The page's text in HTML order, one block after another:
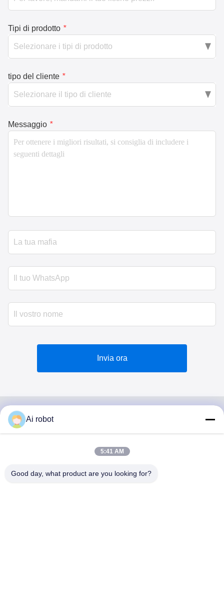
Tipi di prodotto *
tipo del cliente *
Messaggio *
Invia ora
VIVI DENTAI
Ai robot
5:41 AM
Good day, what product are you looking for?